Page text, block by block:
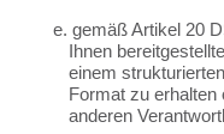
e. gemäß Artikel 20
Ihnen
einem
Format zu erhalten
anderen